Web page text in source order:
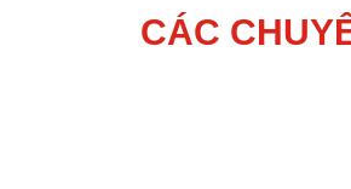
CÁC